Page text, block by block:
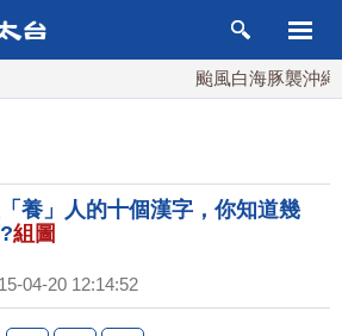
颱風白海豚襲沖繩
養」人的十個漢字，你知道幾
組圖
04-20 12:14:52